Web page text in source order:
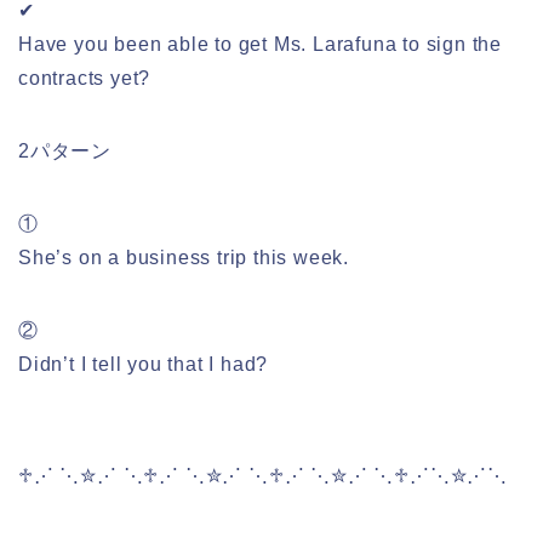
✔
Have you been able to get Ms. Larafuna to sign the
contracts yet?
2パターン
①
She’s on a business trip this week.
②
Didn’t I tell you that I had?
♱⋰ ⋱✮⋰ ⋱♱⋰ ⋱✮⋰ ⋱♱⋰ ⋱✮⋰ ⋱♱⋰⋱✮⋰⋱